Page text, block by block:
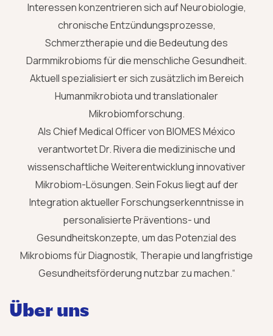
Interessen konzentrieren sich auf Neurobiologie,
chronische Entzündungsprozesse,
Schmerztherapie und die Bedeutung des
Darmmikrobioms für die menschliche Gesundheit.
Aktuell spezialisiert er sich zusätzlich im Bereich
Humanmikrobiota und translationaler
Mikrobiomforschung.
Als Chief Medical Officer von BIOMES México
verantwortet Dr. Rivera die medizinische und
wissenschaftliche Weiterentwicklung innovativer
Mikrobiom-Lösungen. Sein Fokus liegt auf der
Integration aktueller Forschungserkenntnisse in
personalisierte Präventions- und
Gesundheitskonzepte, um das Potenzial des
Mikrobioms für Diagnostik, Therapie und langfristige
Gesundheitsförderung nutzbar zu machen.“
Über uns